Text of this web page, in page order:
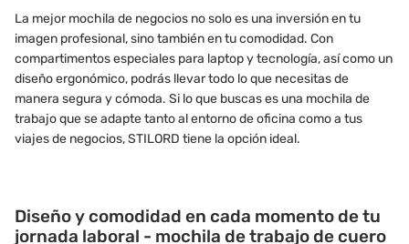
La mejor mochila de negocios no solo es una inversión en tu
imagen profesional, sino también en tu comodidad. Con
compartimentos especiales para laptop y tecnología, así como un
diseño ergonómico, podrás llevar todo lo que necesitas de
manera segura y cómoda. Si lo que buscas es una mochila de
trabajo que se adapte tanto al entorno de oficina como a tus
viajes de negocios, STILORD tiene la opción ideal.
Diseño y comodidad en cada momento de tu
jornada laboral - mochila de trabajo de cuero